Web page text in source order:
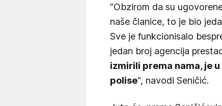
"Obzirom da su
naše članice, to je bio
Sve je funkcionisalo
jedan broj agencija
izmirili prema nama, je
polise", navodi Seničić.